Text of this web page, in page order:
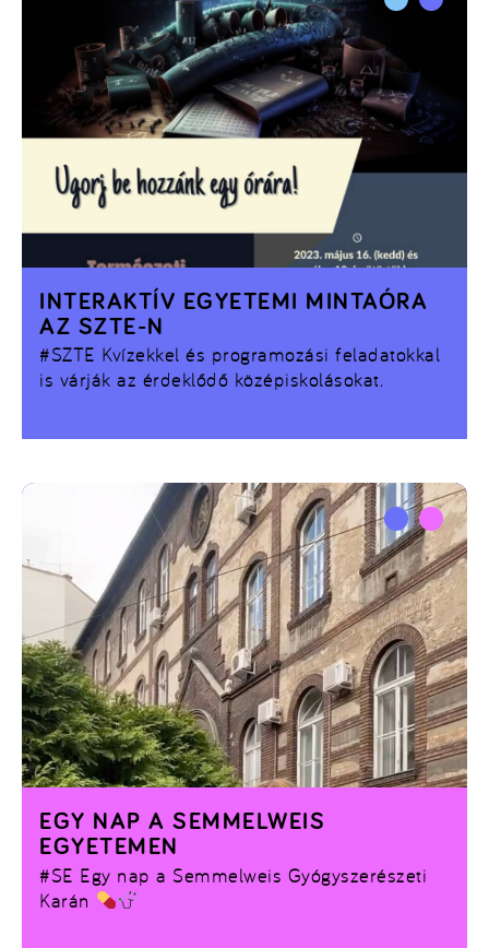
#SZTE Kvízekkel és programozási feladatokkal
is várják az érdeklődő középiskolásokat.
INTERAKTÍV EGYETEMI MINTAÓRA
AZ SZTE-N
#SE Egy nap a Semmelweis Gyógyszerészeti
Karán
EGY NAP A SEMMELWEIS
EGYETEMEN